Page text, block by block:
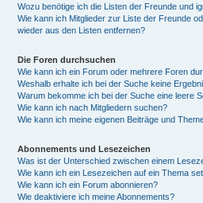
Wozu benötige ich die Listen der Freunde und
Wie kann ich Mitglieder zur Liste der Freunde
wieder aus den Listen entfernen?
Die Foren durchsuchen
Wie kann ich ein Forum oder mehrere Foren
Weshalb erhalte ich bei der Suche keine
Warum bekomme ich bei der Suche eine leere
Wie kann ich nach Mitgliedern suchen?
Wie kann ich meine eigenen Beiträge und
Abonnements und Lesezeichen
Was ist der Unterschied zwischen einem
Wie kann ich ein Lesezeichen auf ein Thema
Wie kann ich ein Forum abonnieren?
Wie deaktiviere ich meine Abonnements?